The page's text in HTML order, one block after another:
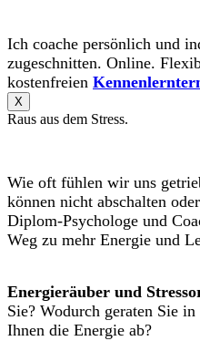
Ich coache persönlich und
zugeschnitten. Online.
kostenfreien
X
Raus aus dem Stress.
Wie oft fühlen wir uns
können nicht abschalten
Diplom-Psychologe und
Weg zu mehr Energie und
Energieräuber und
Sie? Wodurch geraten Sie
Ihnen die Energie ab?